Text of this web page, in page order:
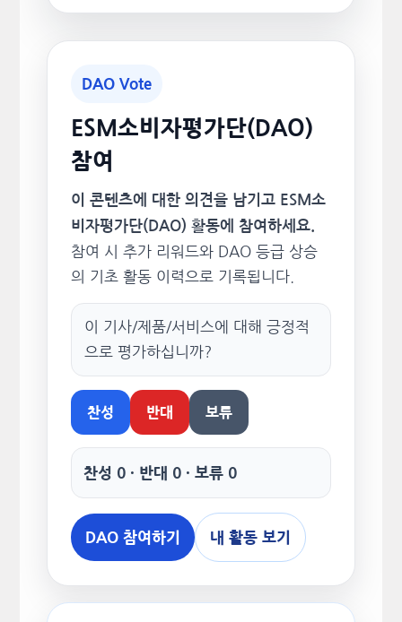
DAO Vote
ESM소비자평가단(DAO)
참여
이 콘텐츠에 대한 의견을 남기고 ESM소
비자평가단(DAO) 활동에 참여하세요.
참여 시 추가 리워드와 DAO 등급 상승
의 기초 활동 이력으로 기록됩니다.
이 기사/제품/서비스에 대해 긍정적
으로 평가하십니까?
찬성 반대 보류
찬성 0 · 반대 0 · 보류 0
DAO 참여하기 내 활동 보기